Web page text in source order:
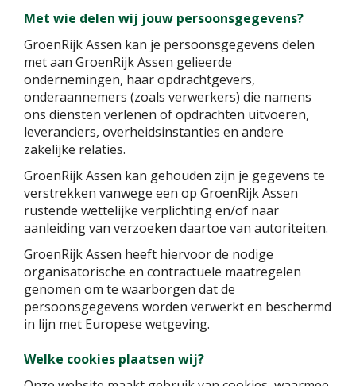
Met wie delen wij jouw persoonsgegevens?
GroenRijk Assen kan je persoonsgegevens delen
met aan GroenRijk Assen gelieerde
ondernemingen, haar opdrachtgevers,
onderaannemers (zoals verwerkers) die namens
ons diensten verlenen of opdrachten uitvoeren,
leveranciers, overheidsinstanties en andere
zakelijke relaties.
GroenRijk Assen kan gehouden zijn je gegevens te
verstrekken vanwege een op GroenRijk Assen
rustende wettelijke verplichting en/of naar
aanleiding van verzoeken daartoe van autoriteiten.
GroenRijk Assen heeft hiervoor de nodige
organisatorische en contractuele maatregelen
genomen om te waarborgen dat de
persoonsgegevens worden verwerkt en beschermd
in lijn met Europese wetgeving.
Welke cookies plaatsen wij?